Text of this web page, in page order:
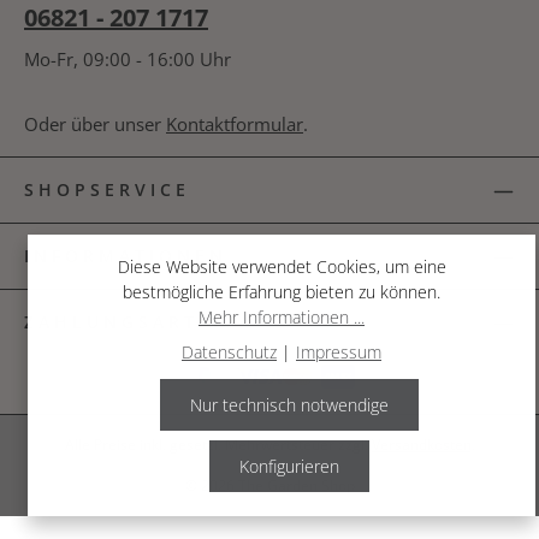
06821 - 207 1717
Mo-Fr, 09:00 - 16:00 Uhr
Oder über unser Kontaktformular.
SHOPSERVICE
INFORMATIONEN
ZAHLUNGSARTEN
Alle Preise inkl. gesetzl. Mehrwertsteuer zzgl.
Diese Website verwendet Cookies, um eine
bestmögliche Erfahrung bieten zu können.
Mehr Informationen ...
Datenschutz | Impressum
Nur technisch notwendige
Konfigurieren